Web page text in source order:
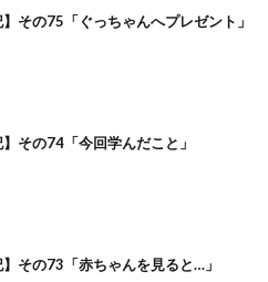
】その75「ぐっちゃんへプレゼント」
】その74「今回学んだこと」
】その73「赤ちゃんを見ると…」